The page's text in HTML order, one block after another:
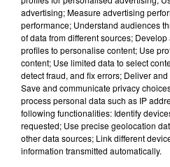
advertising; Measure advertising
performance; Understand audiences
of data from different sources;
profiles to personalise content; Use
content; Use limited data to select
detect fraud, and fix errors; Deliver
Save and communicate privacy
process personal data such as IP
following functionalities: Identify
requested; Use precise geolocation
other data sources; Link different
information transmitted automatically.